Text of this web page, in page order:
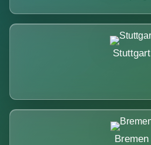
Stuttgart
Bremen